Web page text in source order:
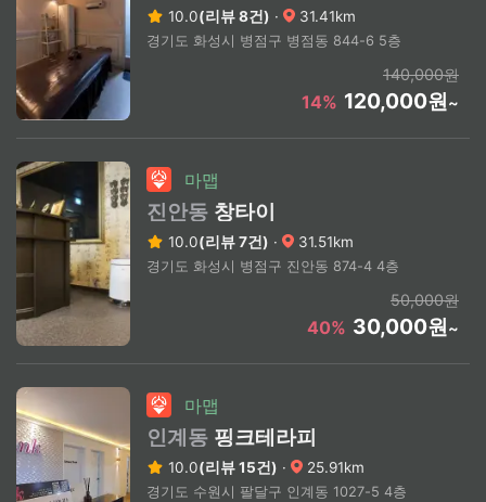
10.0(리뷰 8건) · 31.41km
경기도 화성시 병점구 병점동 844-6 5층
140,000원
14% 120,000원~
마맵
진안동 창타이
10.0(리뷰 7건) · 31.51km
경기도 화성시 병점구 진안동 874-4 4층
50,000원
40% 30,000원~
마맵
인계동 핑크테라피
10.0(리뷰 15건) · 25.91km
경기도 수원시 팔달구 인계동 1027-5 4층